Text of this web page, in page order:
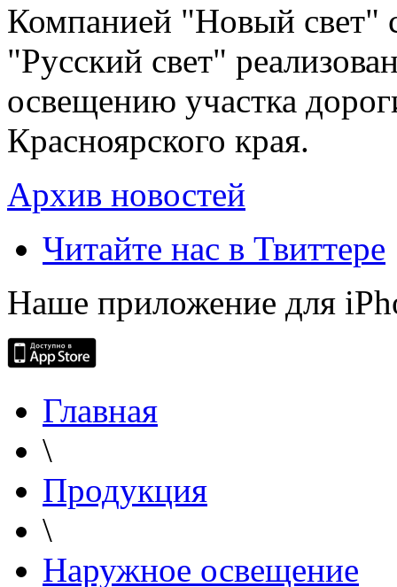
Компанией "Новый свет"
"Русский свет"
освещению участка
Красноярского края.
Архив новостей
Читайте нас в Твиттере
Наше приложение для
Главная
\
Продукция
\
Наружное освещение